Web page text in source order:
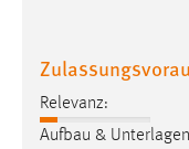
Relevanz:
Aufbau &